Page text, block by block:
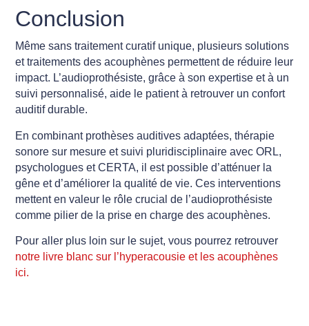
Conclusion
Même sans traitement curatif unique, plusieurs solutions
et traitements des acouphènes permettent de réduire leur
impact. L’audioprothésiste, grâce à son expertise et à un
suivi personnalisé, aide le patient à retrouver un confort
auditif durable.
En combinant prothèses auditives adaptées, thérapie
sonore sur mesure et suivi pluridisciplinaire avec ORL,
psychologues et CERTA, il est possible d’atténuer la
gêne et d’améliorer la qualité de vie. Ces interventions
mettent en valeur le rôle crucial de l’audioprothésiste
comme pilier de la prise en charge des acouphènes.
Pour aller plus loin sur le sujet, vous pourrez retrouver
notre livre blanc sur l’hyperacousie et les acouphènes
ici.